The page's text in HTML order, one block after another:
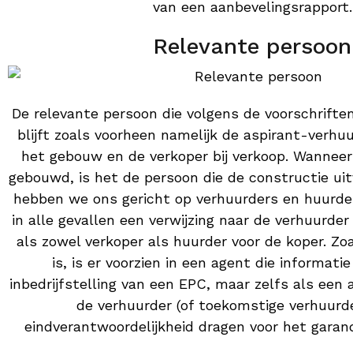
van een aanbevelingsrapport.
Relevante persoon
De relevante persoon die volgens de
blijft zoals voorheen namelijk de aspirant-
het gebouw en de verkoper bij verkoop.
gebouwd, is het de persoon die de constructie
hebben we ons gericht op verhuurders en
in alle gevallen een verwijzing naar de
als zowel verkoper als huurder voor de koper.
is, is er voorzien in een agent die
inbedrijfstelling van een EPC, maar zelfs als een
de verhuurder (of toekomstige
eindverantwoordelijkheid dragen voor het